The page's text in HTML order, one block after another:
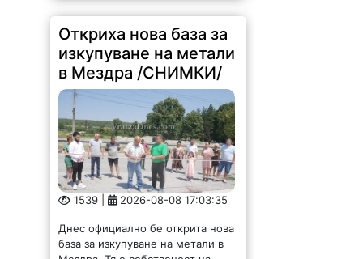
Откриха нова база за
изкупуване на метали
в Мездра /СНИМКИ/
1539 | 2026-08-08 17:03:35
база за изкупуване на метали в
Мездра. Тя е собственост на